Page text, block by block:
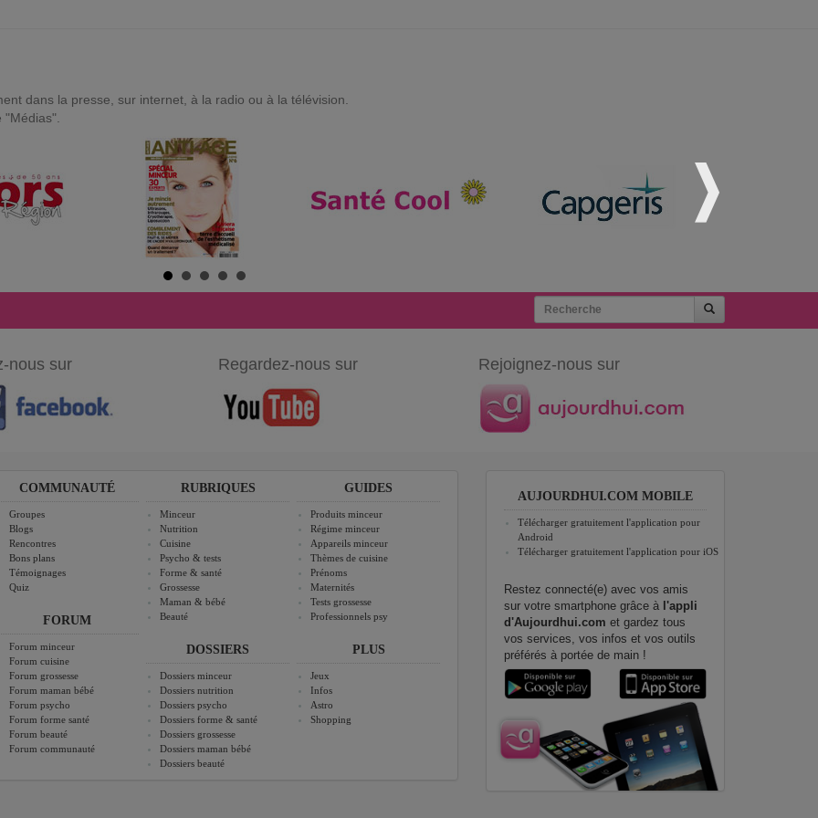
dans la presse, sur internet, à la radio ou à la télévision.
"Médias".
nous sur Regardez-nous sur Rejoignez-nous sur
COMMUNAUTÉ
Groupes
Blogs
Rencontres
Bons plans
Témoignages
Quiz
FORUM
Forum minceur
Forum cuisine
Forum grossesse
Forum maman bébé
Forum psycho
Forum forme santé
Forum beauté
Forum communauté
RUBRIQUES
Minceur
Nutrition
Cuisine
Psycho & tests
Forme & santé
Grossesse
Maman & bébé
Beauté
DOSSIERS
Dossiers minceur
Dossiers nutrition
Dossiers psycho
Dossiers forme & santé
Dossiers grossesse
Dossiers maman bébé
Dossiers beauté
GUIDES
Produits minceur
Régime minceur
Appareils minceur
Thèmes de cuisine
Prénoms
Maternités
Tests grossesse
Professionnels psy
PLUS
Jeux
Infos
Astro
Shopping
AUJOURDHUI.COM MOBILE
Télécharger gratuitement l'application pour
Android
Télécharger gratuitement l'application pour iOS
Restez connecté(e) avec vos amis
sur votre smartphone grâce à l'appli
d'Aujourdhui.com et gardez tous
vos services, vos infos et vos outils
préférés à portée de main !